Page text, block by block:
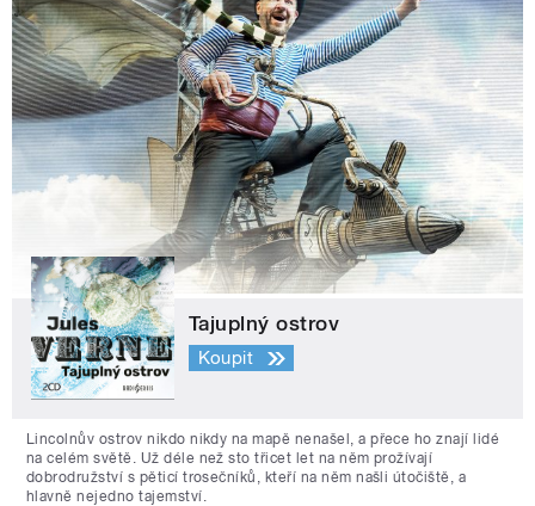
Tajuplný ostrov
Koupit
Lincolnův ostrov nikdo nikdy na mapě nenašel, a přece ho znají lidé
na celém světě. Už déle než sto třicet let na něm prožívají
dobrodružství s pěticí trosečníků, kteří na něm našli útočiště, a
hlavně nejedno tajemství.